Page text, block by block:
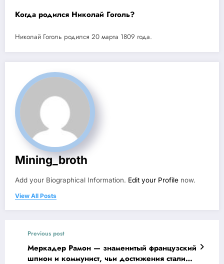
Когда родился Николай Гоголь?
Николай Гоголь родился 20 марта 1809 года.
Mining_broth
Add your Biographical Information. Edit your Profile now.
View All Posts
Previous post
Меркадер Рамон — знаменитый французский
шпион и коммунист, чьи достижения стали